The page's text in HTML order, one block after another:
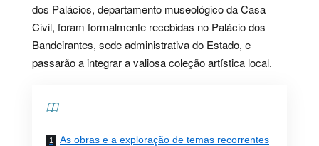
dos Palácios, departamento museológico da Casa
Civil, foram formalmente recebidas no Palácio dos
Bandeirantes, sede administrativa do Estado, e
passarão a integrar a valiosa coleção artística local.
As obras e a exploração de temas recorrentes